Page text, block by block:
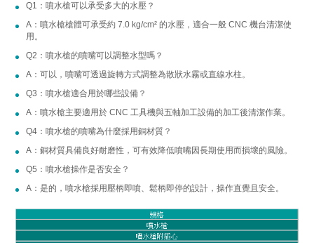
Q1：噴水槍可以承受多大的水壓？
A：噴水槍槍體可承受約 7.0 kg/cm² 的水壓，適合一般 CNC 機台清潔使
用。
Q2：噴水槍的噴嘴可以調整水型嗎？
A：可以，噴嘴可透過旋轉方式調整為散狀水霧或直線水柱。
Q3：噴水槍適合用於哪些設備？
A：噴水槍主要適用於 CNC 工具機與五軸加工設備的加工後清潔作業。
Q4：噴水槍的噴嘴為什麼採用銅材質？
A：銅材質具備良好耐磨性，可有效降低噴嘴因長期使用而損壞的風險。
Q5：噴水槍操作是否安全？
A：是的，噴水槍採用壓柄即噴、鬆柄即停的設計，操作直覺且安全。